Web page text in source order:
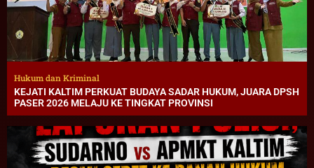
Hukum dan Kriminal
KEJATI KALTIM PERKUAT BUDAYA SADAR HUKUM, JUARA DPSH
PASER 2026 MELAJU KE TINGKAT PROVINSI